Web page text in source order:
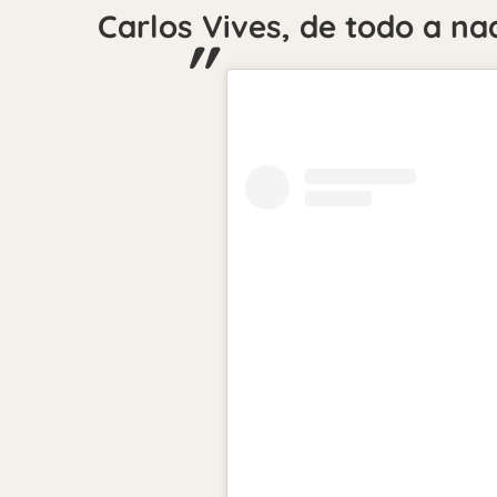
Carlos Vives, de todo a